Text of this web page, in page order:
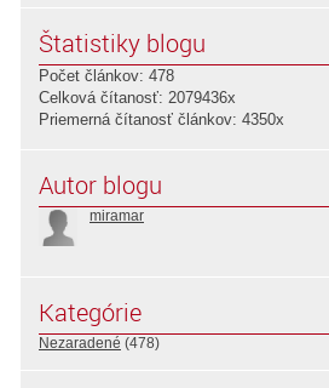
Štatistiky blogu
Počet článkov: 478
Celková čítanosť: 2079436x
Priemerná čítanosť článkov: 4350x
Autor blogu
miramar
Kategórie
Nezaradené (478)